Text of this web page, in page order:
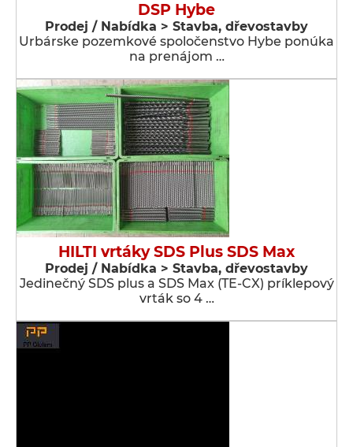
DSP Hybe
Prodej / Nabídka > Stavba, dřevostavby
Urbárske pozemkové spoločenstvo Hybe ponúka
na prenájom …
HILTI vrtáky SDS Plus SDS Max
Prodej / Nabídka > Stavba, dřevostavby
Jedinečný SDS plus a SDS Max (TE-CX) príklepový
vrták so 4 …